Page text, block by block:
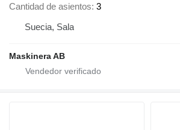
Cantidad de asientos 3
Suecia, Sala
Maskinera AB